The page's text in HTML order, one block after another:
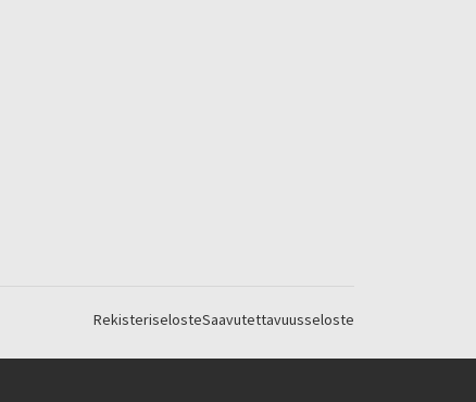
RekisteriselosteSaavutettavuusseloste